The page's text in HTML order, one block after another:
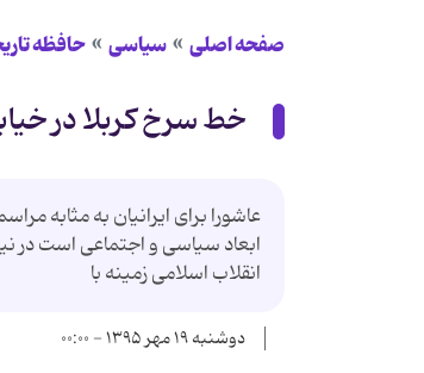
صفحه اصلی سیاسی حافظه
خط سرخ کربلا در
عاشورا برای ایرانیان به مثابه
ابعاد سیاسی و اجتماعی است در
انقلاب اسلامی زمینه با
دوشنبه ۱۹ مهر ۱۳۹۵ - ۰۰:۰۰